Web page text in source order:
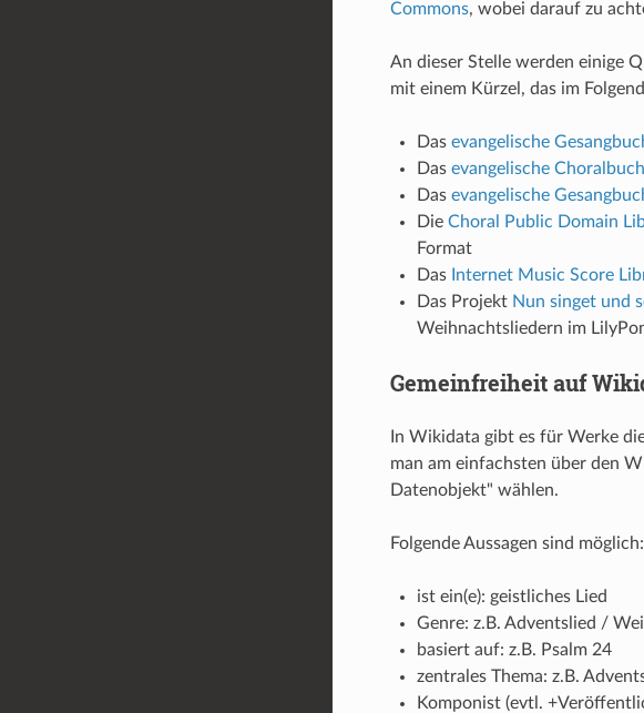
Commons, wobei darauf zu
An dieser Stelle werden einige
mit einem Kürzel, das im
Das evangelische
Das evangelische
Das evangelische
Die Choral Public Domain
Format
Das Internet Music Score
Das Projekt Nun singet und
Weihnachtsliedern im
Gemeinfreiheit auf
In Wikidata gibt es für Werke
man am einfachsten über den
Datenobjekt" wählen.
Folgende Aussagen sind möglich:
ist ein(e): geistliches Lied
Genre: z.B. Adventslied /
basiert auf: z.B. Psalm 24
zentrales Thema: z.B.
Komponist (evtl.